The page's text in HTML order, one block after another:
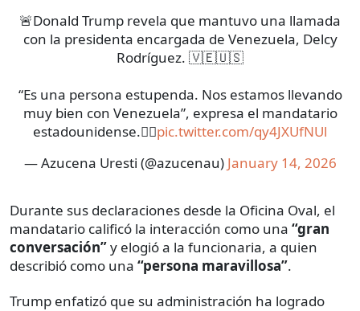
🚨Donald Trump revela que mantuvo una llamada
con la presidenta encargada de Venezuela, Delcy
Rodríguez. 🇻🇪🇺🇸
“Es una persona estupenda. Nos estamos llevando
muy bien con Venezuela”, expresa el mandatario
estadounidense.👇🏼pic.twitter.com/qy4JXUfNUl
— Azucena Uresti (@azucenau) January 14, 2026
Durante sus declaraciones desde la Oficina Oval, el
mandatario calificó la interacción como una “gran
conversación”y elogió a la funcionaria, a quien
describió como una “persona maravillosa”.
Trump enfatizó que su administración ha logrado